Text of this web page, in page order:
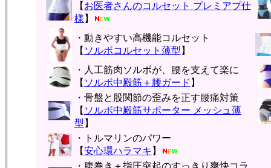
【 お医者さんのコルセット プレミアプ仕
様 】
・動きやすい高機能コルセット
【 ソルボコルセット薄型 】
・人工筋肉ソルボが、腰を支えて楽に
【 ソルボ中殿筋＋腰ガード 】
・骨盤と股関節の歪みを正す腰痛対策
【 ソルボ中殿筋サポーター メッシュ薄
型 】
・トルマリンのパワー
【安心環ハラマキ 】
・腹巻き＋指圧突起のすっきり爽快コラ